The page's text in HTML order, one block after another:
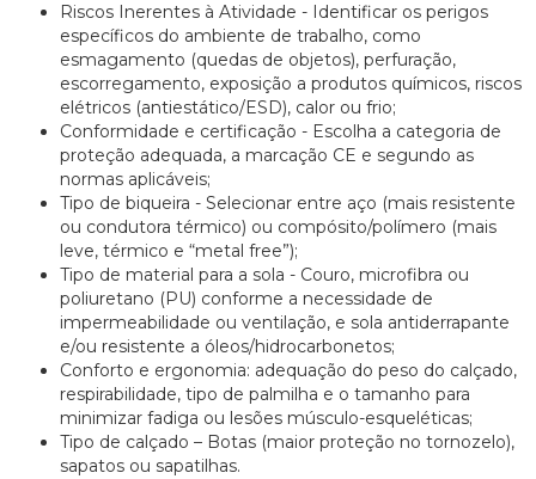
Riscos Inerentes à Atividade - Identificar os perigos
específicos do ambiente de trabalho, como
esmagamento (quedas de objetos), perfuração,
escorregamento, exposição a produtos químicos, riscos
elétricos (antiestático/ESD), calor ou frio;
Conformidade e certificação - Escolha a categoria de
proteção adequada, a marcação CE e segundo as
normas aplicáveis;
Tipo de biqueira - Selecionar entre aço (mais resistente
ou condutora térmico) ou compósito/polímero (mais
leve, térmico e “metal free”);
Tipo de material para a sola - Couro, microfibra ou
poliuretano (PU) conforme a necessidade de
impermeabilidade ou ventilação, e sola antiderrapante
e/ou resistente a óleos/hidrocarbonetos;
Conforto e ergonomia: adequação do peso do calçado,
respirabilidade, tipo de palmilha e o tamanho para
minimizar fadiga ou lesões músculo-esqueléticas;
Tipo de calçado – Botas (maior proteção no tornozelo),
sapatos ou sapatilhas.